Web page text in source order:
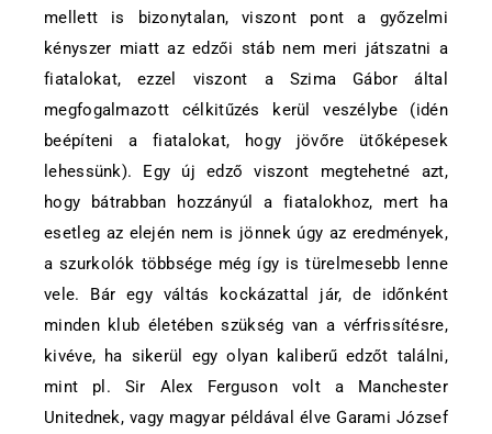
mellett is bizonytalan, viszont pont a győzelmi
kényszer miatt az edzői stáb nem meri játszatni a
fiatalokat, ezzel viszont a Szima Gábor által
megfogalmazott célkitűzés kerül veszélybe (idén
beépíteni a fiatalokat, hogy jövőre ütőképesek
lehessünk). Egy új edző viszont megtehetné azt,
hogy bátrabban hozzányúl a fiatalokhoz, mert ha
esetleg az elején nem is jönnek úgy az eredmények,
a szurkolók többsége még így is türelmesebb lenne
vele. Bár egy váltás kockázattal jár, de időnként
minden klub életében szükség van a vérfrissítésre,
kivéve, ha sikerül egy olyan kaliberű edzőt találni,
mint pl. Sir Alex Ferguson volt a Manchester
Unitednek, vagy magyar példával élve Garami József